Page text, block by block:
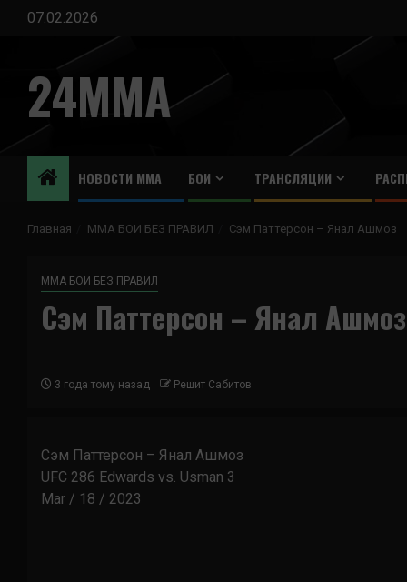
Перейти
содержимому
07.02.2026
24MMA
НОВОСТИ ММА БОИ ТРАНСЛЯЦИИ
Главная ММА БОИ БЕЗ ПРАВИЛ Сэм Паттерсон – Янал Ашмоз
ММА БОИ БЕЗ ПРАВИЛ
Сэм Паттерсон – Янал Ашмоз
3 года тому назад Решит Сабитов
Сэм Паттерсон – Янал Ашмоз
UFC 286 Edwards vs. Usman 3
Mar / 18 / 2023